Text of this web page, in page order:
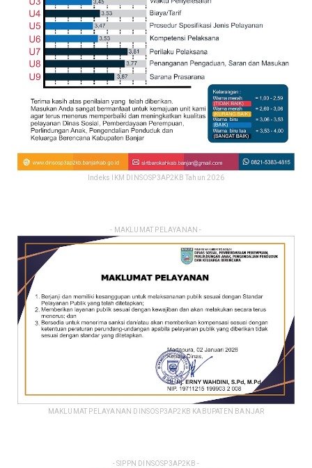
Indeks IKM DINSOSP3AP2KB Tahun 2026
- MAKLUMAT PELAYANAN -
MAKLUMAT PELAYANAN DINSOSP3AP2KB KABUPATEN BANJAR
- SIPPN DINSOSP3AP2KB -